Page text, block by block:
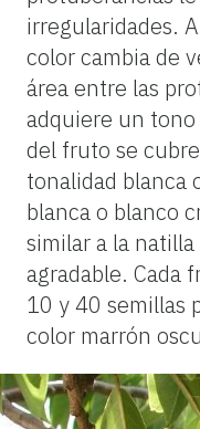
irregularidades.
color cambia de
área entre las
adquiere un
del fruto se
tonalidad blanca
blanca o blanco
similar a la
agradable. Cada
10 y 40 semillas
color marrón